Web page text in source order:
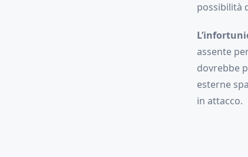
possibilità
assente
dovrebbe
esterne
in attacco.